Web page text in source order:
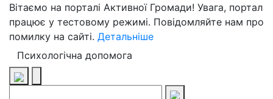
Вітаємо на порталі Активної Громади! Увага, портал
працює у тестовому режимі. Повідомляйте нам про
помилку на сайті. Детальніше
Психологічна допомога